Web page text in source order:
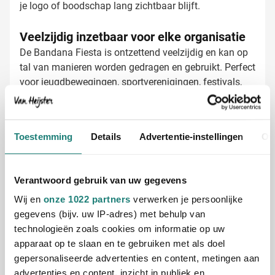
Toestemming Details Advertentie-instellingen
Verantwoord gebruik van uw gegevens
Wij en onze 1022 partners verwerken je persoonlijke
gegevens (bijv. uw IP-adres) met behulp van
technologieën zoals cookies om informatie op uw
apparaat op te slaan en te gebruiken met als doel
gepersonaliseerde advertenties en content, metingen aan
advertenties en content, inzicht in publiek en
je logo of boodschap lang zichtbaar blijft.
Veelzijdig inzetbaar voor elke organisatie
De Bandana Fiesta is ontzettend veelzijdig en kan op
tal van manieren worden gedragen en gebruikt. Perfect
voor jeugdbewegingen, sportverenigingen, festivals,
teambuilding events of als onderdeel van een
bedrijfsuniform. De polykatoen samenstelling zorgt
materiaal sterk genoeg is voor intensief gebruik.
Bandana's laten bedrukken met jouw logo
Bij Van Heijster Relatiegeschenken maken we van
verschillende opties voor bedrukking:
Met je bedrijfslogo in één of meerdere kleuren
Full color bedrukking voor maximale impact
Met een tekst of slogan voor je evenement
Met individuele namen voor een persoonlijke touch